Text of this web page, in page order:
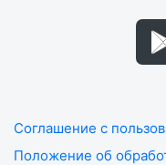
Соглашение с
Положение об